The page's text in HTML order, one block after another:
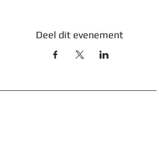
Deel dit evenement